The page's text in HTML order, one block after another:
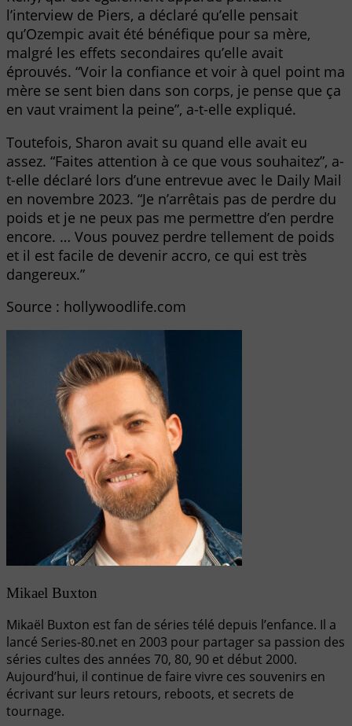
l’interview de Piers, a déclaré qu’elle pensait
qu’Ozempic avait été bénéfique pour sa mère,
malgré les effets secondaires qu’elle avait
éprouvés. “Voir la confiance et voir à quel point ma
mère se sent bien dans son corps, je pense que ça
en vaut vraiment la peine”, a-t-elle expliqué.
Toutefois, Sharon avait su quand elle avait eu
assez. “Faites attention à ce que vous souhaitez”, a-
t-elle déclaré lors d’une entrevue avec le Daily Mail
en novembre 2023. “Je n’arrêtais pas de perdre du
poids et je ne peux pas me permettre d’en perdre
encore. … Vous pouvez perdre tellement de poids
et il est facile de devenir accro, ce qui est très
dangereux.”
Source : hollywoodlife.com
Mikael Buxton
Mikaël Buxton est fan de séries télé depuis l’enfance. Il a
lancé Series-80.net en 2003 pour partager sa passion des
séries cultes des années 70, 80, 90 et début 2000.
Aujourd’hui, il continue de faire vivre ces souvenirs en
écrivant sur leurs retours, reboots, et secrets de
tournage.